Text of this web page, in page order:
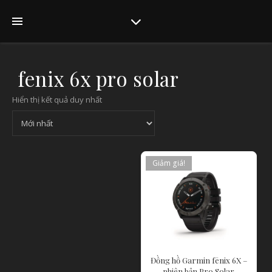
fenix 6x pro solar
Hiển thị kết quả duy nhất
Giảm giá!
Đồng hồ Garmin fēnix 6X –